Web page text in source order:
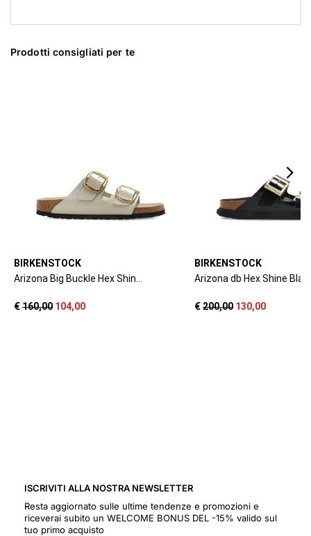
Prodotti consigliati per te
ISCRIVITI ALLA NOSTRA NEWSLETTER
Resta aggiornato sulle ultime tendenze e promozioni e
riceverai subito un WELCOME BONUS DEL -15% valido sul
tuo primo acquisto